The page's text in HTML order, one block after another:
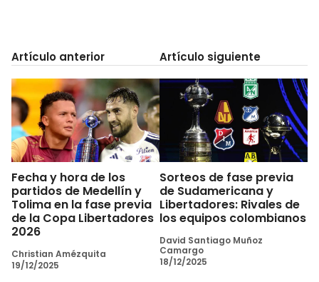
Artículo anterior
Fecha y hora de los
partidos de Medellín y
Tolima en la fase previa
de la Copa Libertadores
2026
Christian Amézquita
19/12/2025
Artículo siguiente
Sorteos de fase previa
de Sudamericana y
Libertadores: Rivales de
los equipos colombianos
David Santiago Muñoz
Camargo
18/12/2025